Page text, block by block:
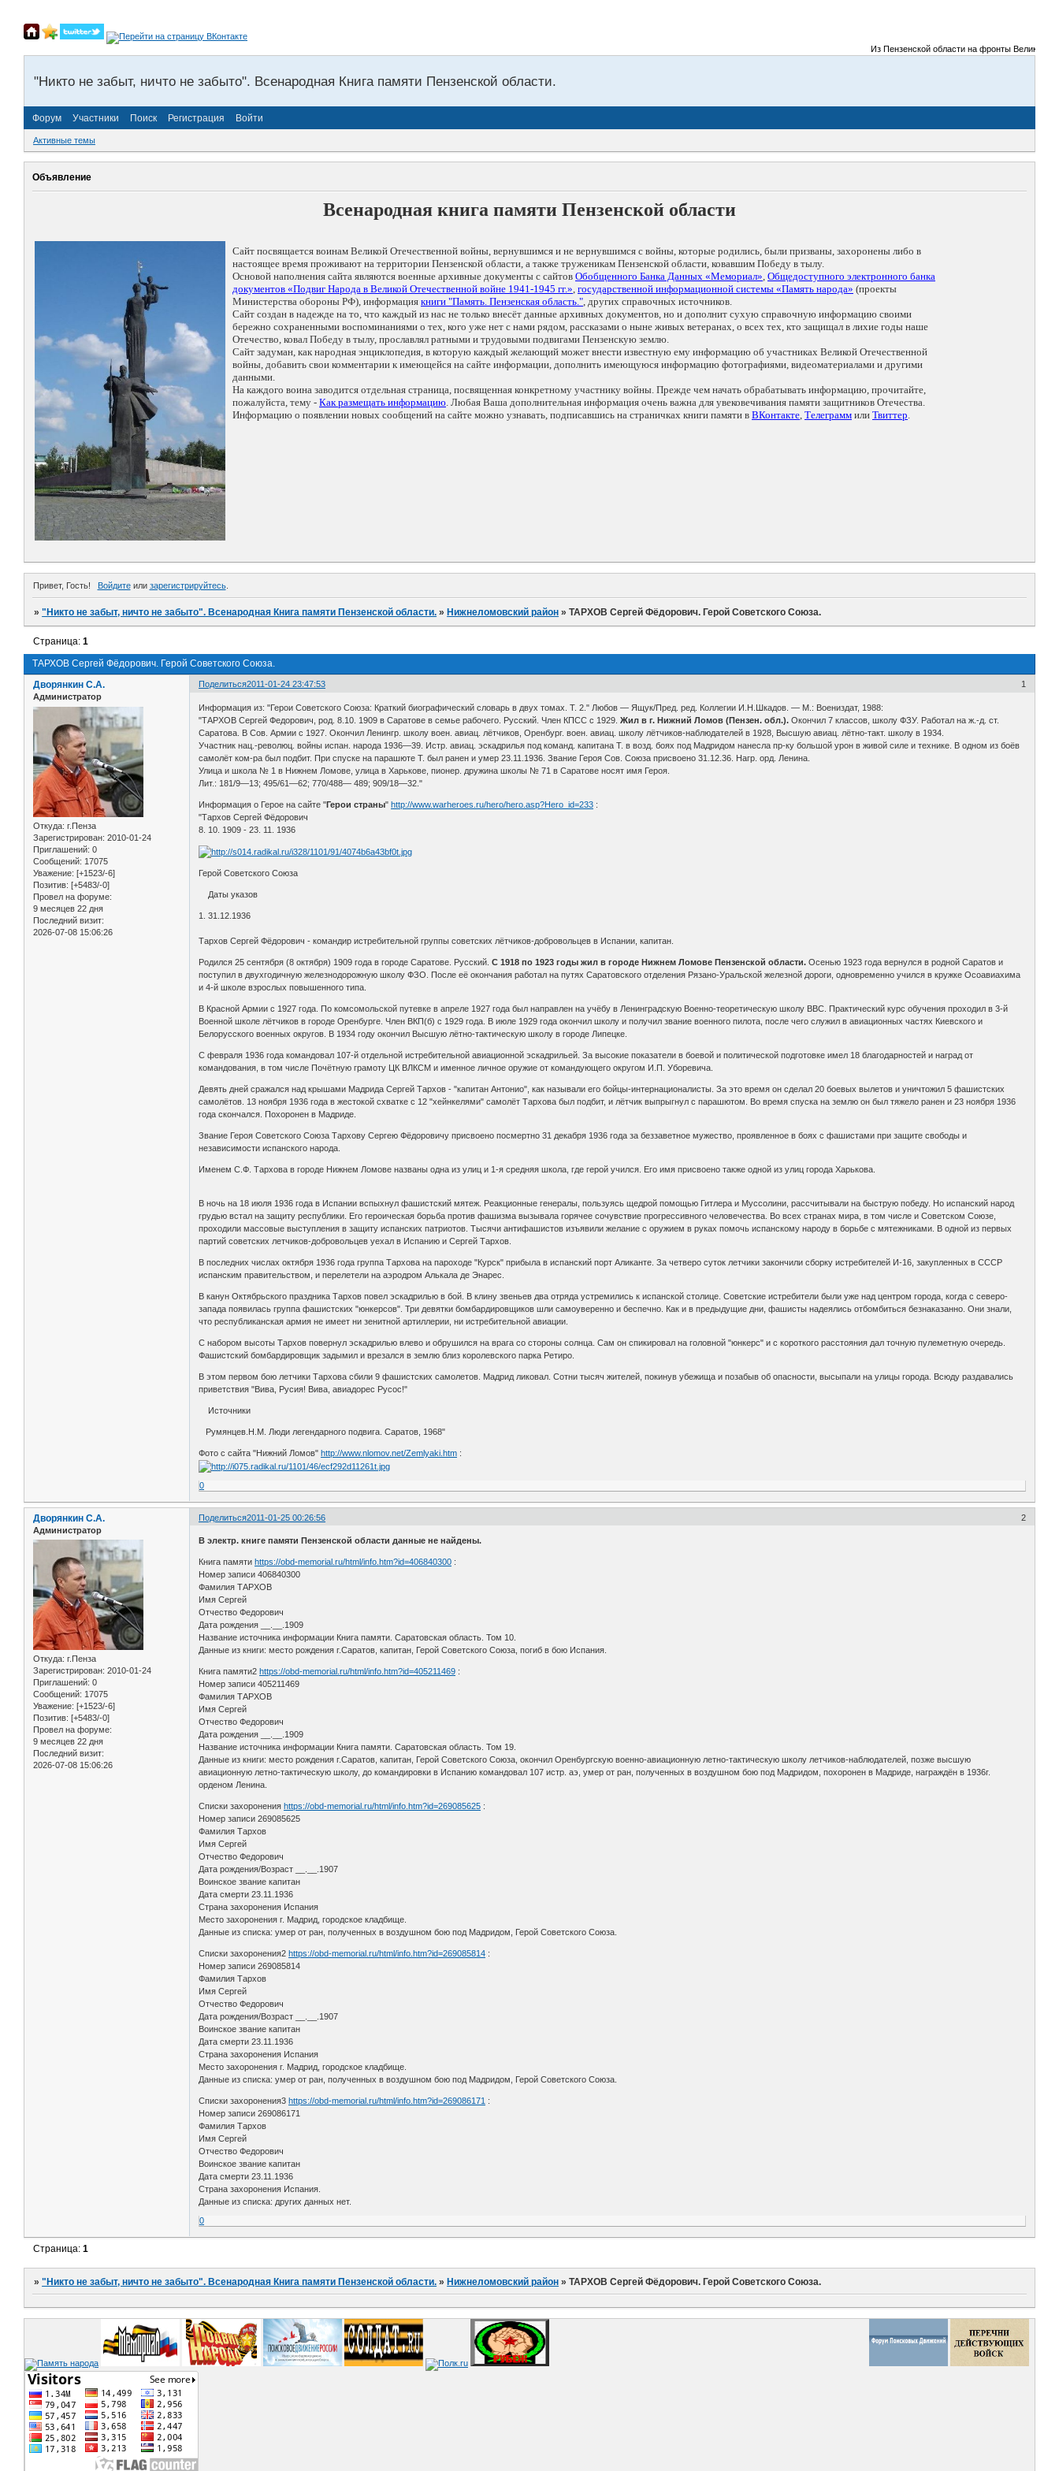
Из Пензенской области на фронты Великой
"Никто не забыт, ничто не забыто". Всенародная Книга памяти Пензенской области.
Форум Участники Поиск Регистрация Войти
Активные темы
Объявление
Всенародная книга памяти Пензенской области
Сайт посвящается воинам Великой Отечественной войны, вернувшимся и не вернувшимся с войны, которые родились, были призваны, захоронены либо в
настоящее время проживают на территории Пензенской области, а также труженикам Пензенской области, ковавшим Победу в тылу.
Основой наполнения сайта являются военные архивные документы с сайтов Обобщенного Банка Данных «Мемориал», Общедоступного электронного банка
документов «Подвиг Народа в Великой Отечественной войне 1941-1945 гг.», государственной информационной системы «Память народа» (проекты
Министерства обороны РФ), информация книги "Память. Пензенская область.", других справочных источников.
Сайт создан в надежде на то, что каждый из нас не только внесёт данные архивных документов, но и дополнит сухую справочную информацию своими
бережно сохраненными воспоминаниями о тех, кого уже нет с нами рядом, рассказами о ныне живых ветеранах, о всех тех, кто защищал в лихие годы наше
Отечество, ковал Победу в тылу, прославлял ратными и трудовыми подвигами Пензенскую землю.
Сайт задуман, как народная энциклопедия, в которую каждый желающий может внести известную ему информацию об участниках Великой Отечественной
войны, добавить свои комментарии к имеющейся на сайте информации, дополнить имеющуюся информацию фотографиями, видеоматериалами и другими
данными.
На каждого воина заводится отдельная страница, посвященная конкретному участнику войны. Прежде чем начать обрабатывать информацию, прочитайте,
пожалуйста, тему - Как размещать информацию. Любая Ваша дополнительная информация очень важна для увековечивания памяти защитников Отечества.
Информацию о появлении новых сообщений на сайте можно узнавать, подписавшись на страничках книги памяти в ВКонтакте, Телеграмм или Твиттер.
Привет, Гость! Войдитеили зарегистрируйтесь.
»"Никто не забыт, ничто не забыто". Всенародная Книга памяти Пензенской области. » Нижнеломовский район »ТАРХОВ Сергей Фёдорович. Герой Советского Союза.
ТАРХОВ Сергей Фёдорович. Герой Советского Союза.
Страница:1
Поделиться 1
2011-01-24 23:47:53
Дворянкин С.А.
Администратор
Откуда: г.Пенза
Зарегистрирован: 2010-01-24
Приглашений: 0
Сообщений: 17075
Уважение: [+1523/-6]
Позитив: [+5483/-0]
Провел на форуме:
9 месяцев 22 дня
Последний визит:
2026-07-08 15:06:26
Информация из: "Герои Советского Союза: Краткий биографический словарь в двух томах. Т. 2." Любов — Ящук/Пред. ред. Коллегии И.Н.Шкадов. — М.: Воениздат, 1988:
"ТАРХОВ Сергей Федорович, род. 8.10. 1909 в Саратове в семье рабочего. Русский. Член КПСС с 1929.Жил в г. Нижний Ломов (Пензен. обл.).Окончил 7 классов, школу ФЗУ. Работал на ж.-д. ст.
Саратова. В Сов. Армии с 1927. Окончил Ленингр. школу воен. авиац. лётчиков, Оренбург. воен. авиац. школу лётчиков-наблюдателей в 1928, Высшую авиац. лётно-такт. школу в 1934.
Участник нац.-революц. войны испан. народа 1936—39. Истр. авиац. эскадрилья под команд. капитана Т. в возд. боях под Мадридом нанесла пр-ку большой урон в живой силе и технике. В одном из боёв
самолёт ком-ра был подбит. При спуске на парашюте Т. был ранен и умер 23.11.1936. Звание Героя Сов. Союза присвоено 31.12.36. Нагр. орд. Ленина.
Улица и школа № 1 в Нижнем Ломове, улица в Харькове, пионер. дружина школы № 71 в Саратове носят имя Героя.
Лит.: 181/9—13; 495/61—62; 770/488— 489; 909/18—32."
Информация о Герое на сайте "Герои страны"http://www.warheroes.ru/hero/hero.asp?Hero_id=233 :
"Тархов Сергей Фёдорович
8. 10. 1909 - 23. 11. 1936
Герой Советского Союза
Даты указов
1. 31.12.1936
Тархов Сергей Фёдорович - командир истребительной группы советских лётчиков-добровольцев в Испании, капитан.
Родился 25 сентября (8 октября) 1909 года в городе Саратове. Русский.С 1918 по 1923 годы жил в городе Нижнем Ломове Пензенской области.Осенью 1923 года вернулся в родной Саратов и
поступил в двухгодичную железнодорожную школу ФЗО. После её окончания работал на путях Саратовского отделения Рязано-Уральской железной дороги, одновременно учился в кружке Осоавиахима
и 4-й школе взрослых повышенного типа.
В Красной Армии с 1927 года. По комсомольской путевке в апреле 1927 года был направлен на учёбу в Ленинградскую Военно-теоретическую школу ВВС. Практический курс обучения проходил в 3-й
Военной школе лётчиков в городе Оренбурге. Член ВКП(б) с 1929 года. В июле 1929 года окончил школу и получил звание военного пилота, после чего служил в авиационных частях Киевского и
Белорусского военных округов. В 1934 году окончил Высшую лётно-тактическую школу в городе Липецке.
С февраля 1936 года командовал 107-й отдельной истребительной авиационной эскадрильей. За высокие показатели в боевой и политической подготовке имел 18 благодарностей и наград от
командования, в том числе Почётную грамоту ЦК ВЛКСМ и именное личное оружие от командующего округом И.П. Уборевича.
Девять дней сражался над крышами Мадрида Сергей Тархов - "капитан Антонио", как называли его бойцы-интернационалисты. За это время он сделал 20 боевых вылетов и уничтожил 5 фашистских
самолётов. 13 ноября 1936 года в жестокой схватке с 12 "хейнкелями" самолёт Тархова был подбит, и лётчик выпрыгнул с парашютом. Во время спуска на землю он был тяжело ранен и 23 ноября 1936
года скончался. Похоронен в Мадриде.
Звание Героя Советского Союза Тархову Сергею Фёдоровичу присвоено посмертно 31 декабря 1936 года за беззаветное мужество, проявленное в боях с фашистами при защите свободы и
независимости испанского народа.
Именем С.Ф. Тархова в городе Нижнем Ломове названы одна из улиц и 1-я средняя школа, где герой учился. Его имя присвоено также одной из улиц города Харькова.
В ночь на 18 июля 1936 года в Испании вспыхнул фашистский мятеж. Реакционные генералы, пользуясь щедрой помощью Гитлера и Муссолини, рассчитывали на быструю победу. Но испанский народ
грудью встал на защиту республики. Его героическая борьба против фашизма вызывала горячее сочувствие прогрессивного человечества. Во всех странах мира, в том числе и Советском Союзе,
проходили массовые выступления в защиту испанских патриотов. Тысячи антифашистов изъявили желание с оружием в руках помочь испанскому народу в борьбе с мятежниками. В одной из первых
партий советских летчиков-добровольцев уехал в Испанию и Сергей Тархов.
В последних числах октября 1936 года группа Тархова на пароходе "Курск" прибыла в испанский порт Аликанте. За четверо суток летчики закончили сборку истребителей И-16, закупленных в СССР
испанским правительством, и перелетели на аэродром Алькала де Энарес.
В канун Октябрьского праздника Тархов повел эскадрилью в бой. В клину звеньев два отряда устремились к испанской столице. Советские истребители были уже над центром города, когда с северо-
запада появилась группа фашистских "юнкерсов". Три девятки бомбардировщиков шли самоуверенно и беспечно. Как и в предыдущие дни, фашисты надеялись отбомбиться безнаказанно. Они знали,
что республиканская армия не имеет ни зенитной артиллерии, ни истребительной авиации.
С набором высоты Тархов повернул эскадрилью влево и обрушился на врага со стороны солнца. Сам он спикировал на головной "юнкерс" и с короткого расстояния дал точную пулеметную очередь.
Фашистский бомбардировщик задымил и врезался в землю близ королевского парка Ретиро.
В этом первом бою летчики Тархова сбили 9 фашистских самолетов. Мадрид ликовал. Сотни тысяч жителей, покинув убежища и позабыв об опасности, высыпали на улицы города. Всюду раздавались
приветствия "Вива, Русия! Вива, авиадорес Русос!"
Источники
Румянцев.Н.М. Люди легендарного подвига. Саратов, 1968"
Фото с сайта "Нижний Ломов"http://www.nlomov.net/Zemlyaki.htm :
0
Поделиться 2
2011-01-25 00:26:56
Дворянкин С.А.
Администратор
Откуда: г.Пенза
Зарегистрирован: 2010-01-24
Приглашений: 0
Сообщений: 17075
Уважение: [+1523/-6]
Позитив: [+5483/-0]
Провел на форуме:
9 месяцев 22 дня
Последний визит:
2026-07-08 15:06:26
В электр. книге памяти Пензенской области данные не найдены.
Книга памяти https://obd-memorial.ru/html/info.htm?id=406840300 :
Номер записи 406840300
Фамилия ТАРХОВ
Имя Сергей
Отчество Федорович
Дата рождения __.__.1909
Название источника информации Книга памяти. Саратовская область. Том 10.
Данные из книги: место рождения г.Саратов, капитан, Герой Советского Союза, погиб в бою Испания.
Книга памяти2 https://obd-memorial.ru/html/info.htm?id=405211469 :
Номер записи 405211469
Фамилия ТАРХОВ
Имя Сергей
Отчество Федорович
Дата рождения __.__.1909
Название источника информации Книга памяти. Саратовская область. Том 19.
Данные из книги: место рождения г.Саратов, капитан, Герой Советского Союза, окончил Оренбургскую военно-авиационную летно-тактическую школу летчиков-наблюдателей, позже высшую
авиационную летно-тактическую школу, до командировки в Испанию командовал 107 истр. аэ, умер от ран, полученных в воздушном бою под Мадридом, похоронен в Мадриде, награждён в 1936г.
орденом Ленина.
Списки захоронения https://obd-memorial.ru/html/info.htm?id=269085625 :
Номер записи 269085625
Фамилия Тархов
Имя Сергей
Отчество Федорович
Дата рождения/Возраст __.__.1907
Воинское звание капитан
Дата смерти 23.11.1936
Страна захоронения Испания
Место захоронения г. Мадрид, городское кладбище.
Данные из списка: умер от ран, полученных в воздушном бою под Мадридом, Герой Советского Союза.
Списки захоронения2 https://obd-memorial.ru/html/info.htm?id=269085814 :
Номер записи 269085814
Фамилия Тархов
Имя Сергей
Отчество Федорович
Дата рождения/Возраст __.__.1907
Воинское звание капитан
Дата смерти 23.11.1936
Страна захоронения Испания
Место захоронения г. Мадрид, городское кладбище.
Данные из списка: умер от ран, полученных в воздушном бою под Мадридом, Герой Советского Союза.
Списки захоронения3 https://obd-memorial.ru/html/info.htm?id=269086171 :
Номер записи 269086171
Фамилия Тархов
Имя Сергей
Отчество Федорович
Воинское звание капитан
Дата смерти 23.11.1936
Страна захоронения Испания.
Данные из списка: других данных нет.
0
Страница:1
»"Никто не забыт, ничто не забыто". Всенародная Книга памяти Пензенской области. » Нижнеломовский район »ТАРХОВ Сергей Фёдорович. Герой Советского Союза.